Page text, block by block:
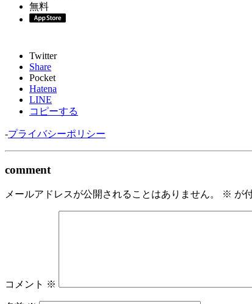
無料
Twitter
Share
Pocket
Hatena
LINE
コピーする
-プライバシーポリシー
comment
メールアドレスが公開されることはありません。 ※ が
コメント ※